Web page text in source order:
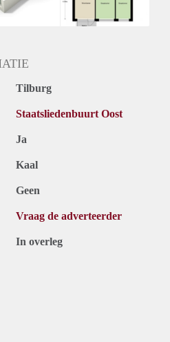
Tilburg
Staatsliedenbuurt Oost
Ja
Kaal
Geen
Vraag de adverteerder
In overleg